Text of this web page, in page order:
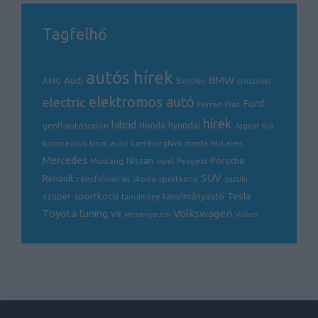
Tagfelhő
AMG Audi autós hírek Bentley BMW crossover
electric elektromos autó Ferrari Fiat Ford
genfi autószalon hibrid Honda hyundai hírek Jaguar Kia
koronavírus kínai autó Lamborghini mazda McLaren
Mercedes Mustang Nissan opel Peugeot Porsche
Renault ráncfelvarrás skoda sportkocsi SUV suzuki
szuper-sportkocsi tanulmány tanulmányautó Tesla
Toyota tuning V8 versenyautó Volkswagen Volvo